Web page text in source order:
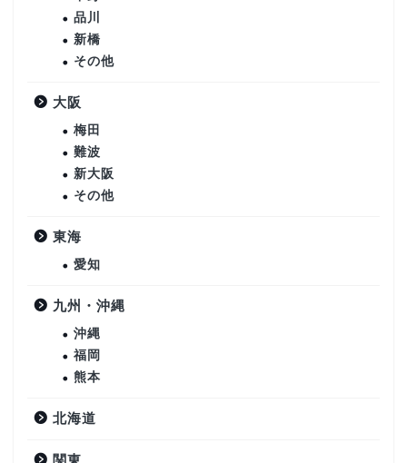
品川
新橋
その他
大阪
梅田
難波
新大阪
その他
東海
愛知
九州・沖縄
沖縄
福岡
熊本
北海道
関東